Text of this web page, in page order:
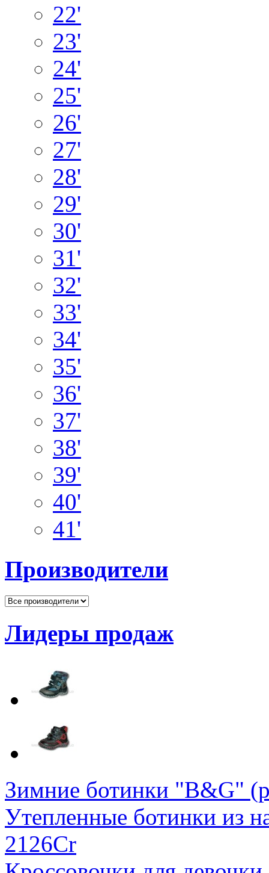
22'
23'
24'
25'
26'
27'
28'
29'
30'
31'
32'
33'
34'
35'
36'
37'
38'
39'
40'
41'
Производители
Лидеры продаж
Зимние ботинки "B&G"
Утепленные ботинки из
2126Cr